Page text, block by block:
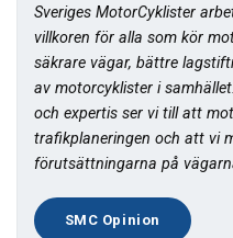
Sveriges MotorCyklister
villkoren för alla som kör
säkrare vägar, bättre
av motorcyklister i
och expertis ser vi till att
trafikplaneringen och att vi
förutsättningarna på
SMC Opinion